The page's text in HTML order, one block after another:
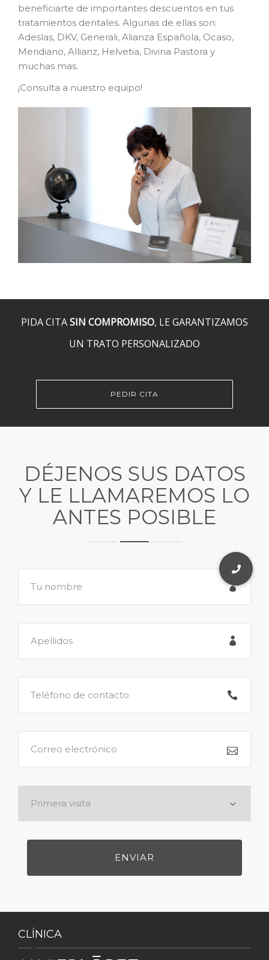
beneficiarte de importantes descuentos en tus
tratamientos dentales. Algunas de ellas son:
Adeslas, DKV, Generali, Alianza Española, Ocaso,
Meridiano, Allianz, Helvetia, Divina Pastora y
muchas mas.
¡Consulta a nuestro equipo!
PIDA CITASIN COMPROMISO, LE GARANTIZAMOS
UN TRATO PERSONALIZADO
PEDIR CITA
DÉJENOS SUS DATOS
Y LE LLAMAREMOS LO
ANTES POSIBLE
CLÍNICA